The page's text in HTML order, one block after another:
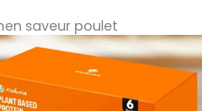
saveur poulet